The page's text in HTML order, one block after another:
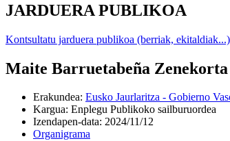
JARDUERA PUBLIKOA
Kontsultatu jarduera publikoa (berriak, ekitaldiak...)
Maite Barruetabeña Zenekorta
Erakundea: Eusko Jaurlaritza - Gobierno
Kargua: Enplegu Publikoko sailburuordea
Izendapen-data: 2024/11/12
Organigrama